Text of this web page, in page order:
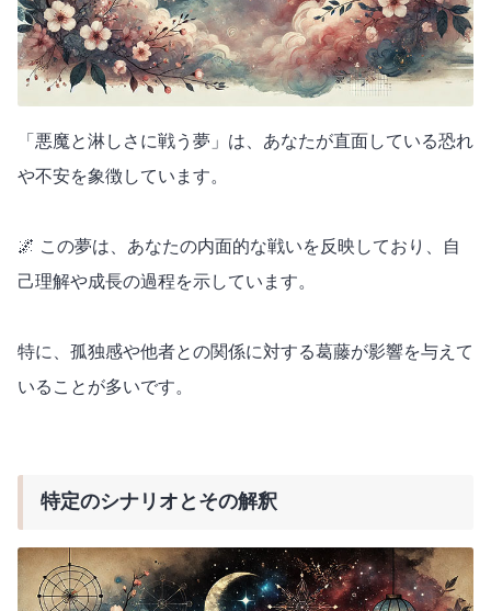
「悪魔と淋しさに戦う夢」は、あなたが直面している恐れ
や不安を象徴しています。
🌌 この夢は、あなたの内面的な戦いを反映しており、自
己理解や成長の過程を示しています。
特に、孤独感や他者との関係に対する葛藤が影響を与えて
いることが多いです。
特定のシナリオとその解釈